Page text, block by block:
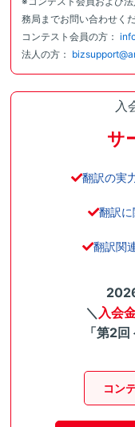
務局までお問い合わせくだ
コンテスト会員の方：
法人の方：
入
サ
翻訳の実
翻訳に
翻訳関
＼ 入会
「第2
コン